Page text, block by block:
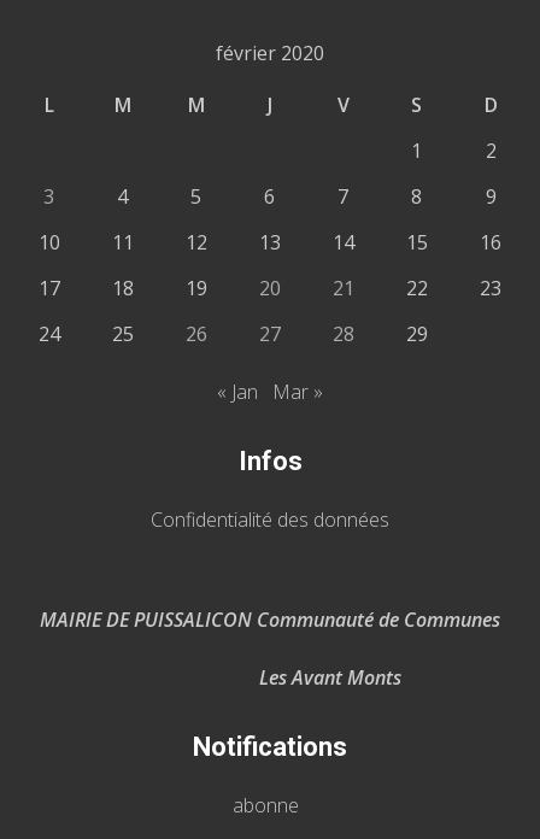
février 2020
L
M M J V S
D
1
2
3
4 5 6 7 8
9
10
11 12 13 14 15
16
17
18 19 20 21 22
23
24
25 26 27 28 29
« Jan Mar »
Infos
Confidentialité des données
MAIRIE DE PUISSALICON Communauté de Communes
Les Avant Monts
Notifications
abonne